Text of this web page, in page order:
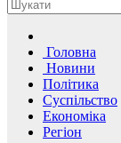
Головна
Новини
Політика
Суспільство
Економіка
Регіон